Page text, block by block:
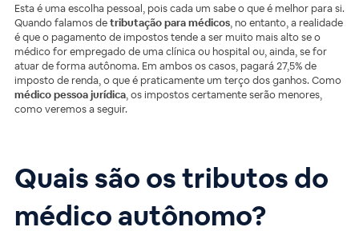
Esta é uma escolha pessoal, pois cada um sabe o que é melhor para si.
Quando falamos detributação para médicos, no entanto, a realidade
é que o pagamento de impostos tende a ser muito mais alto se o
médico for empregado de uma clínica ou hospital ou, ainda, se for
atuar de forma autônoma. Em ambos os casos, pagará 27,5% de
imposto de renda, o que é praticamente um terço dos ganhos. Como
médico pessoa jurídica, os impostos certamente serão menores,
como veremos a seguir.
Quais são os tributos do
médico autônomo?